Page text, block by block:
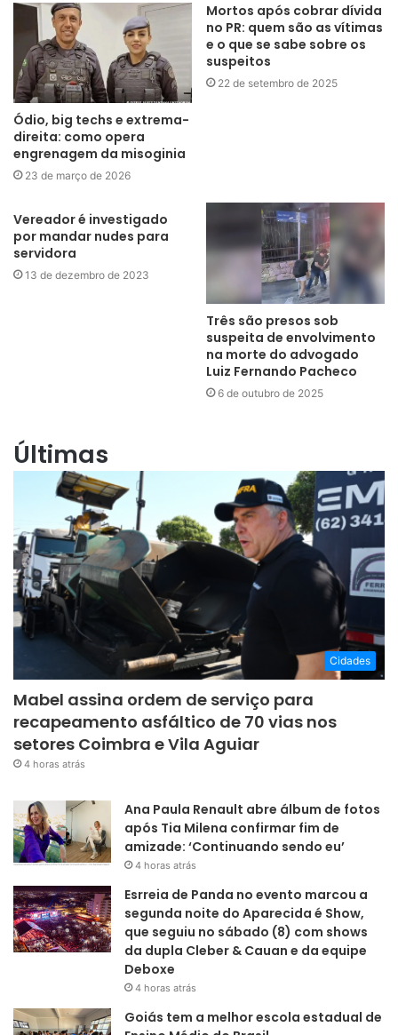
Ódio, big techs e extrema-
direita: como opera
engrenagem da misoginia
23 de março de 2026
Mortos após cobrar dívida
no PR: quem são as vítimas
e o que se sabe sobre os
suspeitos
22 de setembro de 2025
Vereador é investigado
por mandar nudes para
servidora
13 de dezembro de 2023
Três são presos sob
suspeita de envolvimento
na morte do advogado
Luiz Fernando Pacheco
6 de outubro de 2025
Últimas
Cidades
Mabel assina ordem de serviço para
recapeamento asfáltico de 70 vias nos
setores Coimbra e Vila Aguiar
4 horas atrás
Ana Paula Renault abre álbum de fotos
após Tia Milena confirmar fim de
amizade: ‘Continuando sendo eu’
4 horas atrás
Esrreia de Panda no evento marcou a
segunda noite do Aparecida é Show,
que seguiu no sábado (8) com shows
da dupla Cleber & Cauan e da equipe
Deboxe
4 horas atrás
Goiás tem a melhor escola estadual de